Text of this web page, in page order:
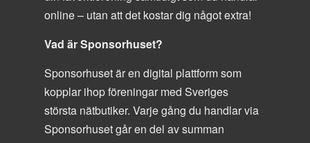
online – utan att det kostar dig något extra!
Vad är Sponsorhuset?
Sponsorhuset är en digital plattform som
kopplar ihop föreningar med Sveriges
största nätbutiker. Varje gång du handlar via
Sponsorhuset går en del av summan